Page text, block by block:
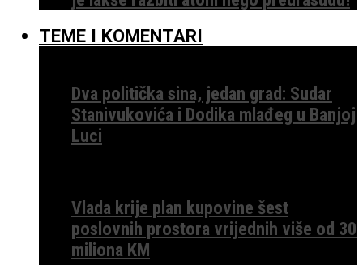
TEME I KOMENTARI
Dva politička sina, jedan grad: Sudar
Stanivukovića i Dodika mlađeg u Banjoj
Luci
Vlada krije plan kupovine šest
poslovnih prostora vrijednih više od 30
miliona KM